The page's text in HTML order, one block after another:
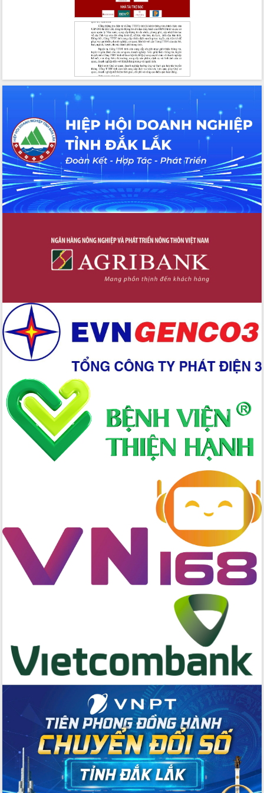
Tăng cường giám sát, đôn đốc thực
hiện nhiệm vụ quản lý tài sản công
Tháo gỡ những vướng mắc, đẩy mạnh
công tác cải cách thủ tục hành chính
tại Trung tâm Phục vụ hành chính
công tỉnh
Đắk Lắk: Tôn vinh 46 giải pháp tại Hội
thi Sáng tạo Kỹ thuật 2024 - 2025
Đắk Lắk rà soát, điều chỉnh Đề án 190
về phát triển nuôi trồng thủy sản
Phó Chủ tịch UBND tỉnh Đắk Lắk
Trương Công Thái kiểm tra thực địa
Dự án cao tốc Khánh Hòa - Buôn Ma
Thuột
Định vị cà phê Việt Nam như một “di
Xây dựng nông thôn mới: Nâng cao đời
sống người dân từ những mô hình thiết
Quyết liệt tháo gỡ vướng mắc, đẩy
trong Khu kinh tế Nam Phú Yên
Hòn Yến phát triển du lịch gắn với bảo
tồn biển
Lấy ý kiến điều chỉnh Quy hoạch tỉnh
Đắk Lắk thời kỳ 2021-2030, tầm nhìn
Phát động chiến dịch 30 ngày đêm
giải phóng mặt bằng Tuyến đường bộ
ven biển
Đắk Lắk nỗ lực thúc đẩy tăng trưởng
kinh tế từ 10% trở lên trong Quý
Đắk Lắk ký kết thỏa thuận hợp tác về
cho trạm y tế cấp xã
Du lịch Đắk Lắk nâng tầm trải nghiệm
du khách thông qua Hệ thống cơ sở dữ
liệu và Bản đồ số
Tập huấn ứng dụng trí tuệ nhân tạo (AI)
Quyết liệt cải cách hành chính, khơi
thông nguồn lực phát triển
Nâng cao hiệu lực, hiệu quả HĐND
Xã Ea Phê gắn cải cách hành chính với
chuyển đổi số
Phó Chủ tịch Thường trực UBND tỉnh
Hồ Thị Nguyên Thảo làm việc tại Trung
tâm Phục vụ hành chính công xã Ea
Phê
Xây dựng nền hành chính số đồng